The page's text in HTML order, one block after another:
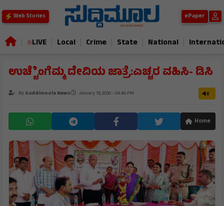
Web Stories ePaper
LIVE Local Crime State National
ಉಚ್ಚೆೆಂಗೆಮ್ಮ ದೇವಿಯ ಜಾತ್ರೆ:ಎಚ್ಚರ ವಹಿಸಿ- ಡಿಸಿ
BySuddimoola News January 18, 2026 - 04:46 PM
Home